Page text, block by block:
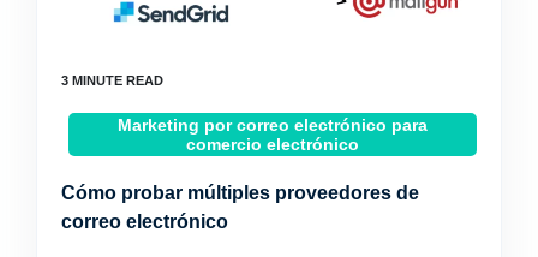
Marketing por correo electrónico para
comercio electrónico
Cómo probar múltiples proveedores de
correo electrónico